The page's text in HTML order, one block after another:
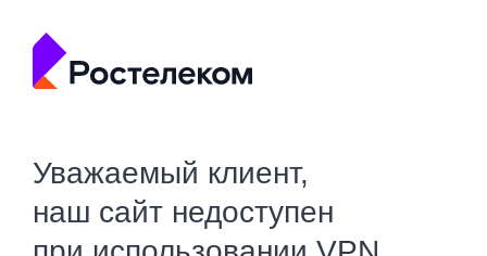
Уважаемый клиент,
наш сайт недоступен